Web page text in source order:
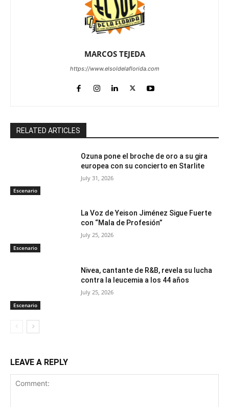
MARCOS TEJEDA
https://www.elsoldelaflorida.com
RELATED ARTICLES
Escenario
Ozuna pone el broche de oro a su gira
europea con su concierto en Starlite
July 31, 2026
Escenario
La Voz de Yeison Jiménez Sigue Fuerte
con “Mala de Profesión”
July 25, 2026
Escenario
Nivea, cantante de R&B, revela su lucha
contra la leucemia a los 44 años
July 25, 2026
LEAVE A REPLY